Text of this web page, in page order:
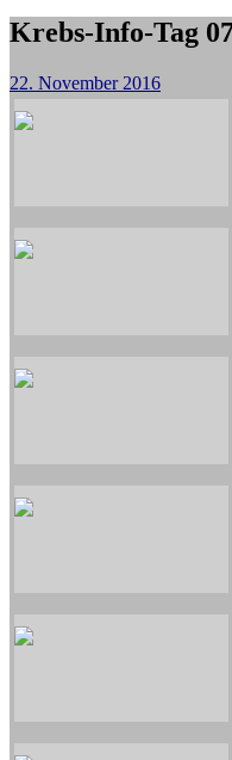
Krebs-Info-Tag
22. November 2016